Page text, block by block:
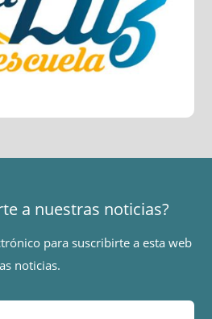
a nuestras noticias?
para suscribirte a esta web
noticias.